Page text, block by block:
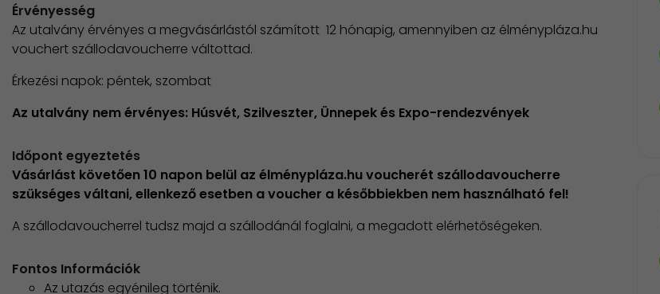
Érvényesség
Az utalvány érvényes a megvásárlástól számított 12 hónapig, amennyiben az élménypláza.hu
vouchert szállodavoucherre váltottad.
Érkezési napok: péntek, szombat​
Az utalvány nem érvényes: Húsvét, Szilveszter, Ünnepek és Expo-rendezvények
Időpont egyeztetés
Vásárlást követően 10 napon belül az élménypláza.hu voucherét szállodavoucherre
szükséges váltani, ellenkező esetben a voucher a későbbiekben nem használható fel!
A szállodavoucherrel tudsz majd a szállodánál foglalni, a megadott elérhetőségeken.
Fontos Információk
Az utazás egyénileg történik.